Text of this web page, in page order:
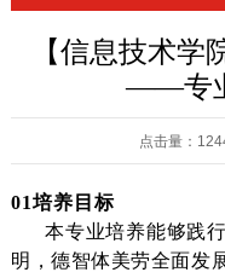
【信息技术学
——专
点击量：
01培养目标
本专业培养能够践
明，德智体美劳全面发